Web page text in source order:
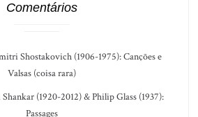
Comentários
Shostakovich (1906-1975): Canções e
Valsas (coisa rara)
(1920-2012) & Philip Glass (1937):
Passages